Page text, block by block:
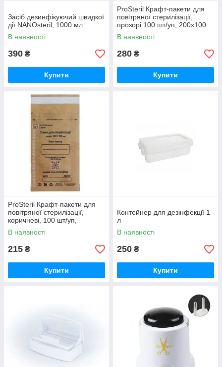
Засіб дезинфікуючий швидкої
дії NANOsteril, 1000 мл
В наявності
390 ₴
Купити
ProSteril Крафт-пакети для
повітряної стерилізації,
прозорі 100 шт/уп, 200х100
мм
В наявності
280 ₴
Купити
ProSteril Крафт-пакети для
повітряної стерилізації,
коричневі, 100 шт/уп,
200х100 мм
В наявності
215 ₴
Купити
Контейнер для дезінфекції 1
л
В наявності
250 ₴
Купити